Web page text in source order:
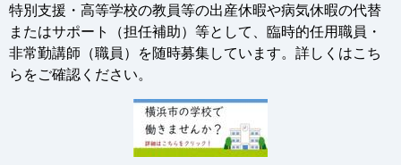
特別支援・高等学校の教員等の出産休暇や病気休暇の代替
またはサポート（担任補助）等として、臨時的任用職員・
非常勤講師（職員）を随時募集しています。詳しくはこち
らをご確認ください。